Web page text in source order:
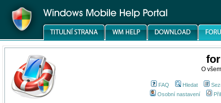
O
FAQ Hledat
Osobní nastavení